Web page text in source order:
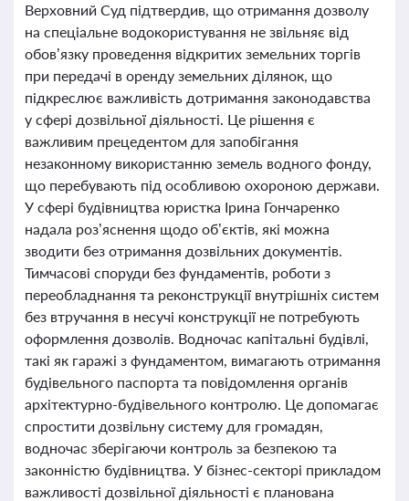
Верховний Суд підтвердив, що отримання дозволу
на спеціальне водокористування не звільняє від
обов’язку проведення відкритих земельних торгів
при передачі в оренду земельних ділянок, що
підкреслює важливість дотримання законодавства
у сфері дозвільної діяльності. Це рішення є
важливим прецедентом для запобігання
незаконному використанню земель водного фонду,
що перебувають під особливою охороною держави.
У сфері будівництва юристка Ірина Гончаренко
надала роз’яснення щодо об’єктів, які можна
зводити без отримання дозвільних документів.
Тимчасові споруди без фундаментів, роботи з
переобладнання та реконструкції внутрішніх систем
без втручання в несучі конструкції не потребують
оформлення дозволів. Водночас капітальні будівлі,
такі як гаражі з фундаментом, вимагають отримання
будівельного паспорта та повідомлення органів
архітектурно-будівельного контролю. Це допомагає
спростити дозвільну систему для громадян,
водночас зберігаючи контроль за безпекою та
законністю будівництва. У бізнес-секторі прикладом
важливості дозвільної діяльності є планована